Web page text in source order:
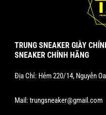
TRUNG SNEAKER GIÀY
SNEAKER CHÍNH HÃNG
Địa Chỉ: Hẻm 220/14, Nguyễn
Mail: trungsneaker@gmail.com